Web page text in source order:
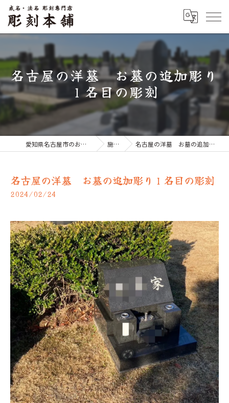
名古屋の洋墓 お墓の追加彫り
１名目の彫刻
愛知県名古屋市のお墓なら彫刻本舗 施工例 名古屋の洋墓 お墓の追加彫り１名目の彫刻
名古屋の洋墓 お墓の追加彫り１名目の彫刻
2024/02/24